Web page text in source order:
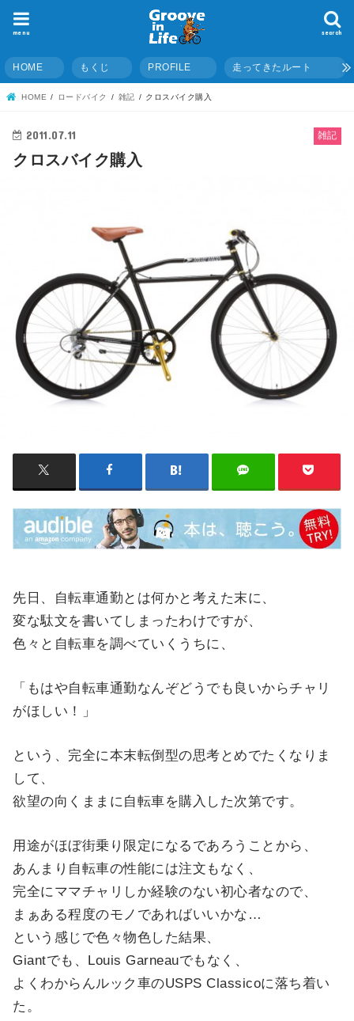
search
menu
HOME もくじ PROFILE 走ってきたルート
HOME ロードバイク 雑記 クロスバイク購入
雑記
2011.07.11
クロスバイク購入
先日、自転車通勤とは何かと考えた末に、
変な駄文を書いてしまったわけですが、
色々と自転車を調べていくうちに、
「もはや自転車通勤なんぞどうでも良いからチャリ
がほしい！」
という、完全に本末転倒型の思考とめでたくなりま
して、
欲望の向くままに自転車を購入した次第です。
用途がほぼ街乗り限定になるであろうことから、
あんまり自転車の性能には注文もなく、
完全にママチャリしか経験のない初心者なので、
まぁある程度のモノであればいいかな…
という感じで色々物色した結果、
Giantでも、Louis Garneauでもなく、
よくわからんルック車のUSPS Classicoに落ち着い
た。